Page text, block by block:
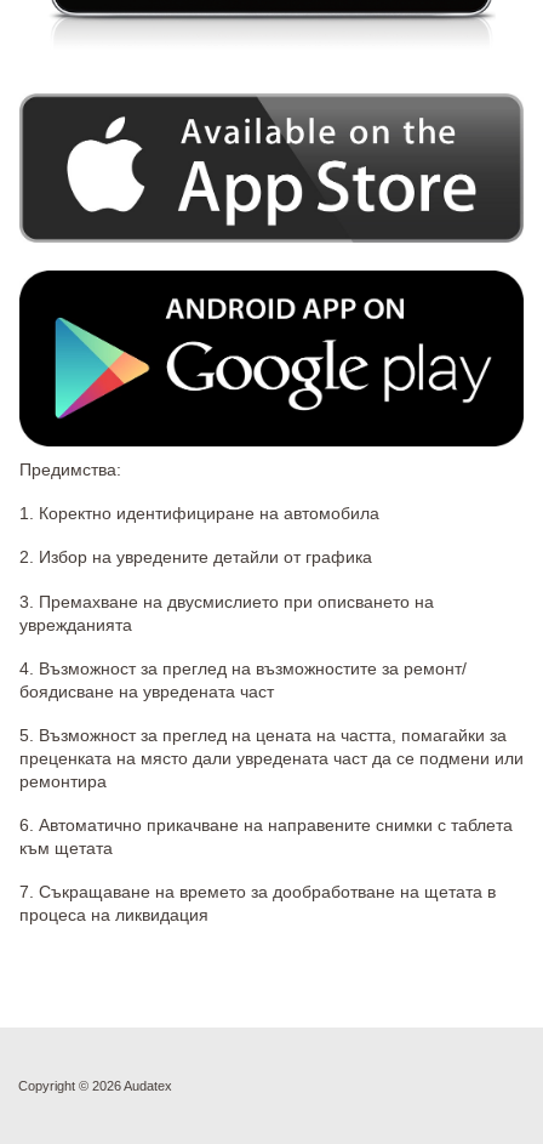
Предимства:
1. Коректно идентифициране на автомобила
2. Избор на увредените детайли от графика
3. Премахване на двусмислието при описването на
уврежданията
4. Възможност за преглед на възможностите за ремонт/
боядисване на увредената част
5. Възможност за преглед на цената на частта, помагайки за
преценката на място дали увредената част да се подмени или
ремонтира
6. Автоматично прикачване на направените снимки с таблета
към щетата
7. Съкращаване на времето за дообработване на щетата в
процеса на ликвидация
Copyright © 2026 Audatex